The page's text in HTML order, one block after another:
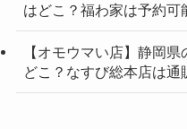
はどこ？福わ家は予約可
【オモウマい店】静岡
どこ？なすび総本店は通